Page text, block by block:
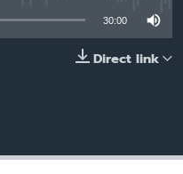
30:00
Direct link